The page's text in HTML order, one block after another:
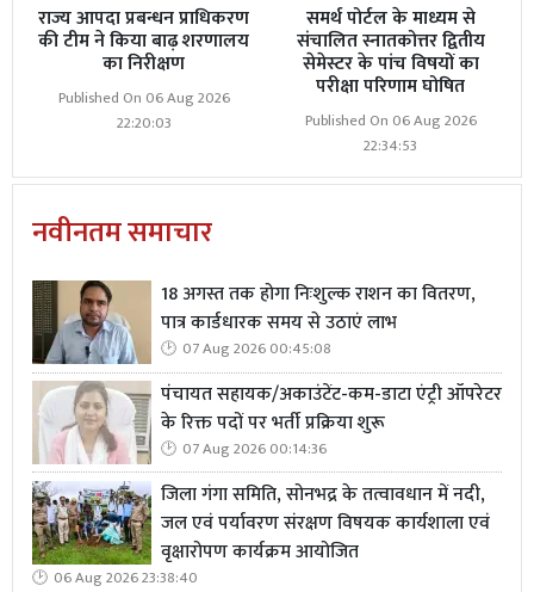
राज्य आपदा प्रबन्धन प्राधिकरण
की टीम ने किया बाढ़ शरणालय
का निरीक्षण
Published On 06 Aug 2026
22:20:03
समर्थ पोर्टल के माध्यम से
संचालित स्नातकोत्तर द्वितीय
सेमेस्टर के पांच विषयों का
परीक्षा परिणाम घोषित
Published On 06 Aug 2026
22:34:53
नवीनतम समाचार
18 अगस्त तक होगा निःशुल्क राशन का वितरण,
पात्र कार्डधारक समय से उठाएं लाभ
07 Aug 2026 00:45:08
पंचायत सहायक/अकाउंटेंट-कम-डाटा एंट्री ऑपरेटर
के रिक्त पदों पर भर्ती प्रक्रिया शुरू
07 Aug 2026 00:14:36
जिला गंगा समिति, सोनभद्र के तत्वावधान में नदी,
जल एवं पर्यावरण संरक्षण विषयक कार्यशाला एवं
वृक्षारोपण कार्यक्रम आयोजित
06 Aug 2026 23:38:40